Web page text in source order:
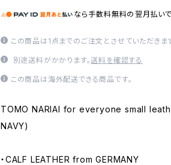
なら 手数料無料の 翌月払い
この商品は1点までのご注文とさせていただきます
別途送料がかかります。送料を確認する
この商品は海外配送できる商品です。
TOMO NARIAI for everyone small
NAVY)
・CALF LEATHER from GERMANY